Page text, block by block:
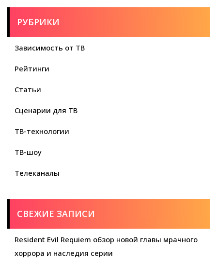
РУБРИКИ
Зависимость от ТВ
Рейтинги
Статьи
Сценарии для ТВ
ТВ-технологии
ТВ-шоу
Телеканалы
СВЕЖИЕ ЗАПИСИ
Resident Evil Requiem обзор новой главы мрачного
хоррора и наследия серии